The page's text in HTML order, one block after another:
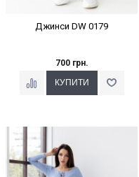
Джинси DW 0179
700 грн.